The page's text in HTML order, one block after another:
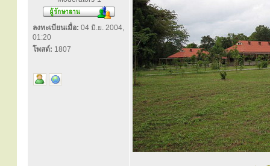
ลงทะเบียนเมื่อ: 04 มิ.ย. 2004,
01:20
โพสต์: 1807